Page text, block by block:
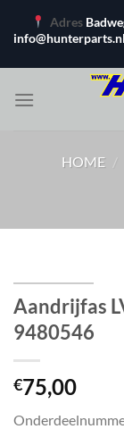
naar
Adres
info@hunterparts.nl
HOME /
Aandrijfas
9480546
€75,00